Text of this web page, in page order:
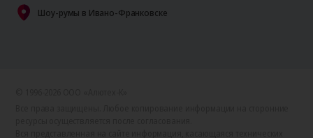
Шоу-румы в Ивано-Франковске